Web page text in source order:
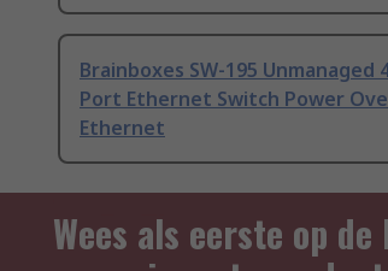
Brainboxes SW-195 Unmanaged
Port Ethernet Switch Power
Ethernet
Wees als eerste op